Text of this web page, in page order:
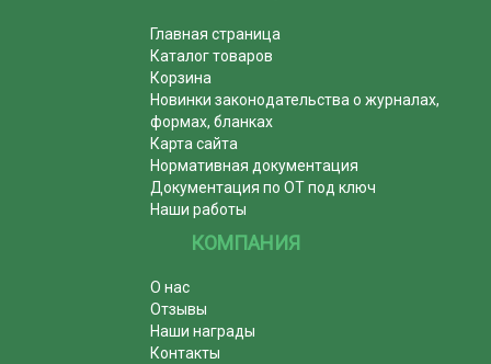
Главная страница
Каталог товаров
Корзина
Новинки законодательства о журналах,
формах, бланках
Карта сайта
Нормативная документация
Документация по ОТ под ключ
Наши работы
КОМПАНИЯ
О нас
Отзывы
Наши награды
Контакты